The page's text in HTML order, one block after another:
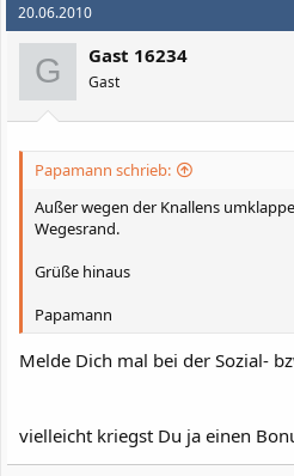
20.06.2010
G Gast 16234
Gast
Papamann schrieb:
Außer wegen der Knallens
Wegesrand.
Grüße hinaus
Papamann
Melde Dich mal bei der Sozial-
vielleicht kriegst Du ja einen